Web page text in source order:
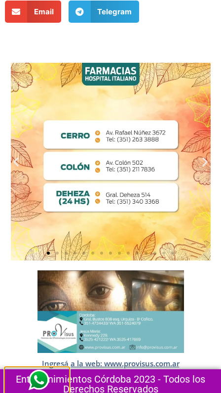
Email Telegram
Ingresá a la web: www.provisus.com.ar
Entretenimientos Córdoba 2023 - Todos los
Derechos Reservados